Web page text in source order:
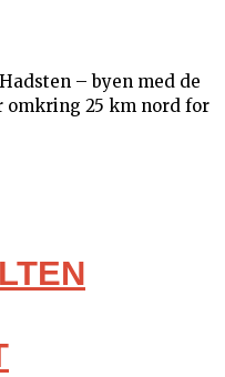
– byen med de
omkring 25 km nord for